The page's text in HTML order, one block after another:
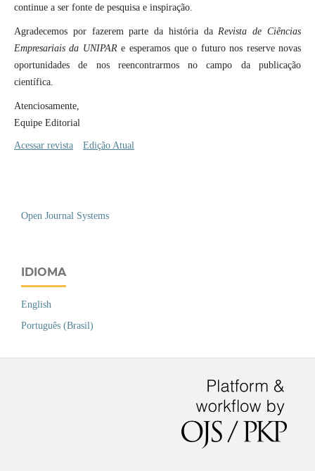
continue a ser fonte de pesquisa e inspiração.
Agradecemos por fazerem parte da história daRevista de Ciências
Empresariais da UNIPARe esperamos que o futuro nos reserve novas
oportunidades de nos reencontrarmos no campo da publicação
científica.
Atenciosamente,
Equipe Editorial
Acessar revista Edição Atual
Open Journal Systems
IDIOMA
English
Português (Brasil)